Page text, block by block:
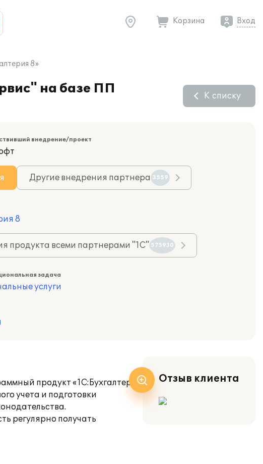
Корзина Вход
8»
на базе ПП
К списку
внедрение/проект
Другие внедрения партнера 3559
8
продукта всеми партнерами "1С" 575930
задача
услуги
продукт «1С:Бухгалтерия
учета и подготовки
регулярно получать
Отзыв клиента